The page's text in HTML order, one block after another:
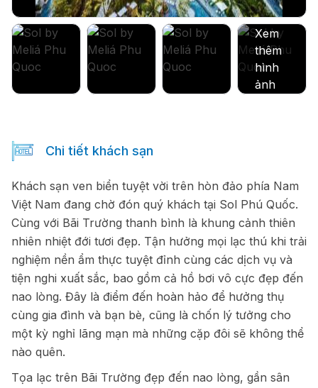
Chi tiết khách sạn
Khách sạn ven biển tuyệt vời trên hòn đảo phía Nam
Việt Nam đang chờ đón quý khách tại Sol Phú Quốc.
Cùng với Bãi Trường thanh bình là khung cảnh thiên
nhiên nhiệt đới tươi đẹp. Tận hưởng mọi lạc thú khi trải
nghiệm nền ẩm thực tuyệt đỉnh cùng các dịch vụ và
tiện nghi xuất sắc, bao gồm cả hồ bơi vô cực đẹp đến
nao lòng. Đây là điểm đến hoàn hảo để hưởng thụ
cùng gia đình và bạn bè, cũng là chốn lý tưởng cho
một kỳ nghỉ lãng mạn mà những cặp đôi sẽ không thể
nào quên.
Tọa lạc trên Bãi Trường đẹp đến nao lòng, gần sân